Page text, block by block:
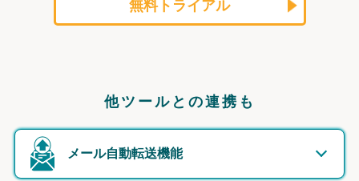
無料トライアル
他ツールとの連携も
メール自動転送機能